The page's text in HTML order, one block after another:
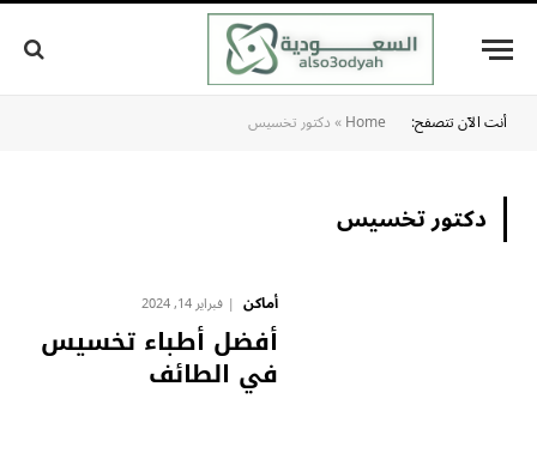
أنت الآن تتصفح: Home
»دكتور تخسيس
دكتور تخسيس
أماكن فبراير 14, 2024
أفضل أطباء تخسيس
في الطائف